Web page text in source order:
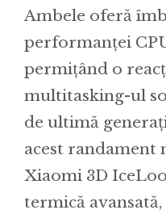
Ambele oferă
performanței
permițând o
multitasking-ul
de ultimă
acest randament
Xiaomi 3D
termică